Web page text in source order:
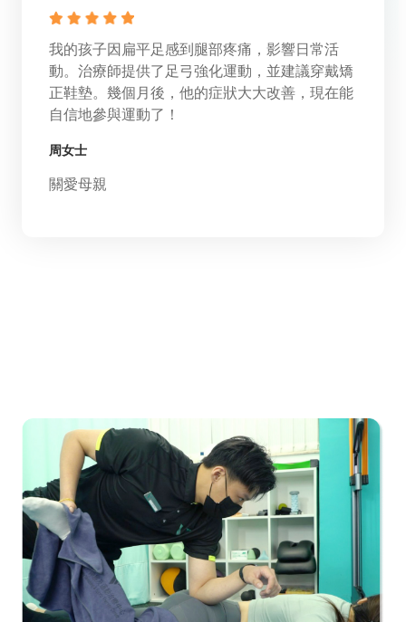
我的孩子因扁平足感到腿部疼痛，影響日常活
動。治療師提供了足弓強化運動，並建議穿戴矯
正鞋墊。幾個月後，他的症狀大大改善，現在能
自信地參與運動了！
周女士
關愛母親